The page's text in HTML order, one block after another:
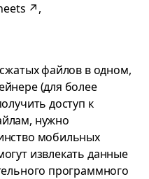
↗,
файлов в одном,
(для более
доступ к
нужно
мобильных
извлекать данные
программного